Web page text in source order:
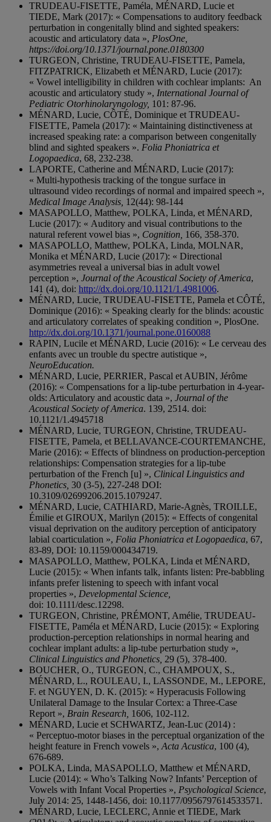
TRUDEAU-FISETTE, Paméla, MÉNARD, Lucie et
TIEDE, Mark (2017): « Compensations to auditory feedback
perturbation in congenitally blind and sighted speakers:
acoustic and articulatory data », PlosOne,
https://doi.org/10.1371/journal.pone.0180300
TURGEON, Christine, TRUDEAU-FISETTE, Pamela,
FITZPATRICK, Elizabeth et MÉNARD, Lucie (2017):
« Vowel intelligibility in children with cochlear implants: An
acoustic and articulatory study », International Journal of
Pediatric Otorhinolaryngology, 101: 87-96.
MÉNARD, Lucie, CÔTÉ, Dominique et TRUDEAU-
FISETTE, Pamela (2017): « Maintaining distinctiveness at
increased speaking rate: a comparison between congenitally
blind and sighted speakers ». Folia Phoniatrica et
Logopaedica, 68, 232-238.
LAPORTE, Catherine and MÉNARD, Lucie (2017):
« Multi-hypothesis tracking of the tongue surface in
ultrasound video recordings of normal and impaired speech »,
Medical Image Analysis, 12(44): 98-144
MASAPOLLO, Matthew, POLKA, Linda, et MÉNARD,
Lucie (2017): « Auditory and visual contributions to the
natural referent vowel bias », Cognition, 166, 358-370.
MASAPOLLO, Matthew, POLKA, Linda, MOLNAR,
Monika et MÉNARD, Lucie (2017): « Directional
asymmetries reveal a universal bias in adult vowel
perception », Journal of the Acoustical Society of America,
141 (4), doi: http://dx.doi.org/10.1121/1.4981006.
MÉNARD, Lucie, TRUDEAU-FISETTE, Pamela et CÔTÉ,
Dominique (2016): « Speaking clearly for the blinds: acoustic
and articulatory correlates of speaking condition », PlosOne.
http://dx.doi.org/10.1371/journal.pone.0160088
RAPIN, Lucile et MÉNARD, Lucie (2016): « Le cerveau des
enfants avec un trouble du spectre autistique »,
NeuroEducation.
MÉNARD, Lucie, PERRIER, Pascal et AUBIN, Jérôme
(2016): « Compensations for a lip-tube perturbation in 4-year-
olds: Articulatory and acoustic data », Journal of the
Acoustical Society of America. 139, 2514. doi:
10.1121/1.4945718
MÉNARD, Lucie, TURGEON, Christine, TRUDEAU-
FISETTE, Pamela, et BELLAVANCE-COURTEMANCHE,
Marie (2016): « Effects of blindness on production-perception
relationships: Compensation strategies for a lip-tube
perturbation of the French [u] », Clinical Linguistics and
Phonetics, 30 (3-5), 227-248 DOI:
10.3109/02699206.2015.1079247.
MÉNARD, Lucie, CATHIARD, Marie-Agnès, TROILLE,
Émilie et GIROUX, Marilyn (2015): « Effects of congenital
visual deprivation on the auditory perception of anticipatory
labial coarticulation », Folia Phoniatrica et Logopaedica, 67,
83-89, DOI: 10.1159/000434719.
MASAPOLLO, Matthew, POLKA, Linda et MÉNARD,
Lucie (2015): « When infants talk, infants listen: Pre-babbling
infants prefer listening to speech with infant vocal
properties », Developmental Science,
doi: 10.1111/desc.12298.
TURGEON, Christine, PRÉMONT, Amélie, TRUDEAU-
FISETTE, Paméla et MÉNARD, Lucie (2015): « Exploring
production-perception relationships in normal hearing and
cochlear implant adults: a lip-tube perturbation study »,
Clinical Linguistics and Phonetics, 29 (5), 378-400.
BOUCHER, O., TURGEON, C., CHAMPOUX, S.,
MÉNARD, L., ROULEAU, I., LASSONDE, M., LEPORE,
F. et NGUYEN, D. K. (2015): « Hyperacusis Following
Unilateral Damage to the Insular Cortex: a Three-Case
Report », Brain Research, 1606, 102-112.
MÉNARD, Lucie et SCHWARTZ, Jean-Luc (2014) :
« Perceptuo-motor biases in the perceptual organization of the
height feature in French vowels », Acta Acustica, 100 (4),
676-689.
POLKA, Linda, MASAPOLLO, Matthew et MÉNARD,
Lucie (2014): « Who’s Talking Now? Infants’ Perception of
Vowels with Infant Vocal Properties », Psychological Science,
July 2014: 25, 1448-1456, doi: 10.1177/0956797614533571.
MÉNARD, Lucie, LECLERC, Annie et TIEDE, Mark